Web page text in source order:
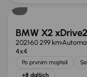
BMW X2
202160 299 km
4x4
Po prvním majiteli
+8 dalších